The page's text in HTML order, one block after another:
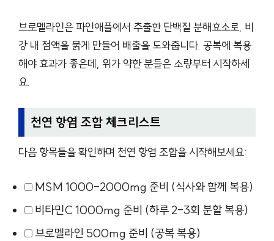
브로멜라인은 파인애플에서 추출한 단백질 분해효소로, 비
강 내 점액을 묽게 만들어 배출을 도와줍니다. 공복에 복용
해야 효과가 좋은데, 위가 약한 분들은 소량부터 시작하세
요.
천연 항염 조합 체크리스트
다음 항목들을 확인하며 천연 항염 조합을 시작해보세요:
MSM 1000-2000mg 준비 (식사와 함께 복용)
비타민C 1000mg 준비 (하루 2-3회 분할 복용)
브로멜라인 500mg 준비 (공복 복용)